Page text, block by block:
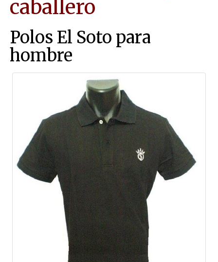
caballero
Polos El Soto para
hombre